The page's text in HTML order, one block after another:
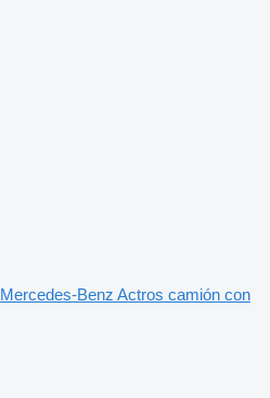
Mercedes-Benz Actros camión con